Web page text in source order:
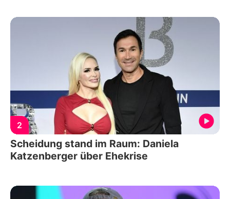
2
Scheidung stand im Raum: Daniela
Katzenberger über Ehekrise